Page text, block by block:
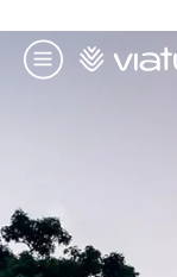
Menü
Startseite